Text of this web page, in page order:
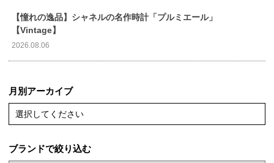
【憧れの逸品】シャネルの名作時計「プルミエール」
【Vintage】
2026.08.06
月別アーカイブ
選択してください
ブランドで絞り込む